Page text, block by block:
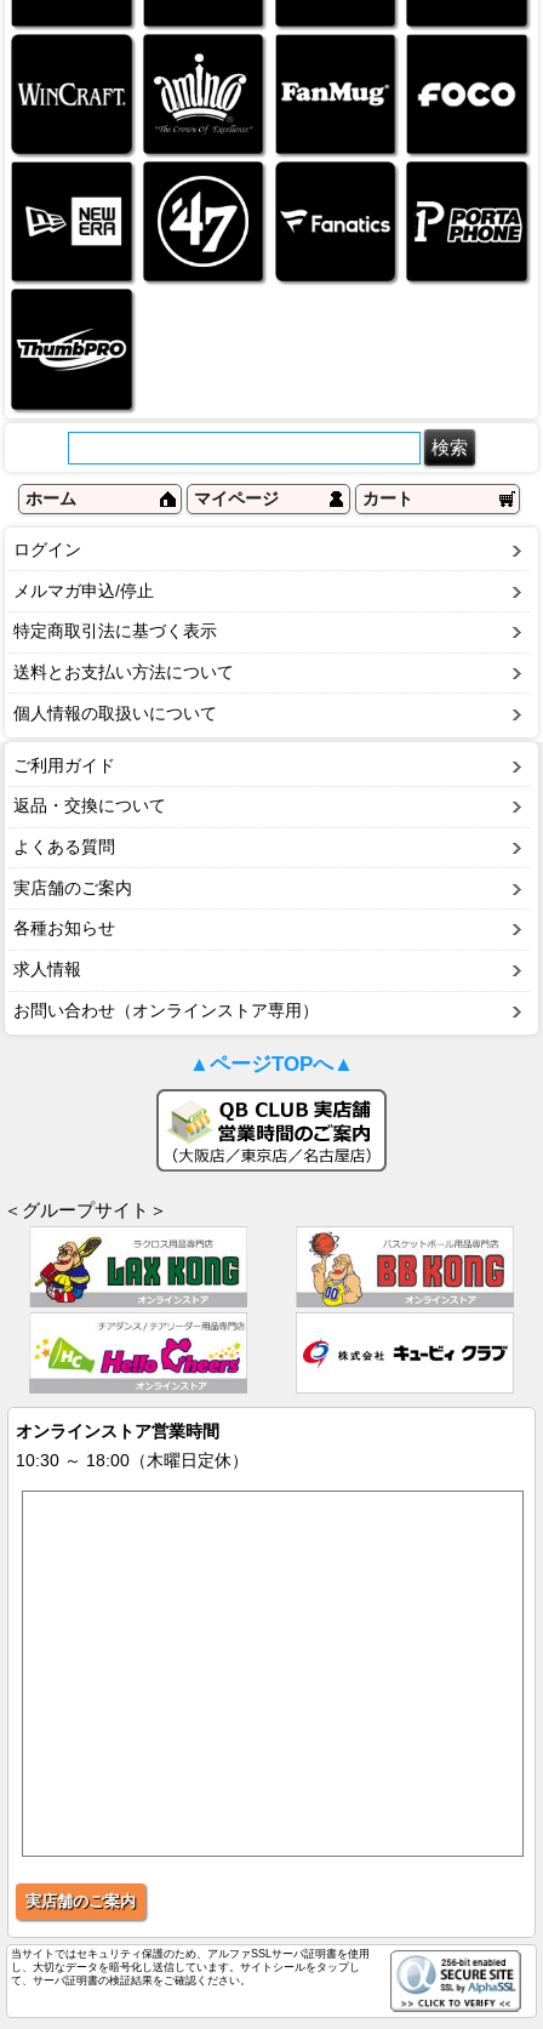
ホーム マイページ カート
ログイン
メルマガ申込/停止
特定商取引法に基づく表示
送料とお支払い方法について
個人情報の取扱いについて
ご利用ガイド
返品・交換について
よくある質問
実店舗のご案内
各種お知らせ
求人情報
お問い合わせ（オンラインストア専用）
▲ページTOPへ▲
＜グループサイト＞
オンラインストア営業時間
10:30 ～ 18:00（木曜日定休）
実店舗のご案内
当サイトではセキュリティ保護のため、アルファSSLサーバ証明書を使用
し、大切なデータを暗号化し送信しています。サイトシールをタップし
て、サーバ証明書の検証結果をご確認ください。